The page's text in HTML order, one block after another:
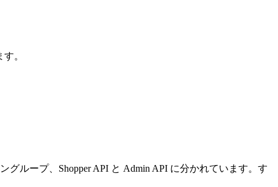
。
グループ、Shopper API と Admin API に分かれています。す